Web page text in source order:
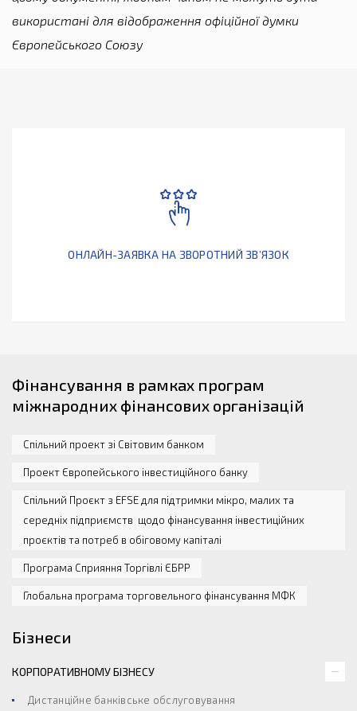
використані для відображення офіційної думки
Європейського Союзу
ОНЛАЙН-ЗАЯВКА НА ЗВОРОТНИЙ ЗВ’ЯЗОК
Фінансування в рамках програм
міжнародних фінансових організацій
Спільний проект зі Світовим банком
Проект Європейського інвестиційного банку
Спільний Проєкт з EFSE для підтримки мікро, малих та
середніх підприємств щодо фінансування інвестиційних
проєктів та потреб в обіговому капіталі
Програма Сприяння Торгівлі ЄБРР
Глобальна програма торговельного фінансування МФК
Бізнеси
КОРПОРАТИВНОМУ БІЗНЕСУ
Дистанційне банківське обслуговування